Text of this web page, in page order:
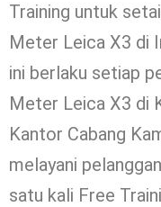
Training untuk
Meter Leica X3 di
ini berlaku setiap
Meter Leica X3 di
Kantor Cabang
melayani
satu kali Free